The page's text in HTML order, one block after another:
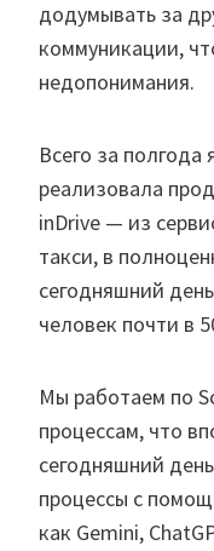
додумывать за
коммуникации,
недопонимания.
Всего за
реализовала
inDrive — из
такси, в
сегодняшний
человек почти в
Мы работаем по
процессам, что
сегодняшний
процессы с
как Gemini,